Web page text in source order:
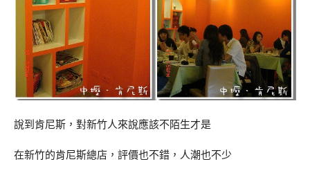
說到肯尼斯，對新竹人來說應該不陌生才是
在新竹的肯尼斯總店，評價也不錯，人潮也不少